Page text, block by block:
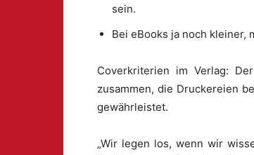
sein.
Bei eBooks ja noch kleiner,
Coverkriterien im Verlag:
zusammen, die Druckereien
gewährleistet.
„Wir legen los, wenn wir